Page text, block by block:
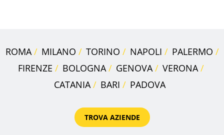
ROMA MILANO TORINO NAPOLI
PALERMO
FIRENZE
BOLOGNA GENOVA
VERONA
CATANIA
BARI PADOVA
TROVA AZIENDE